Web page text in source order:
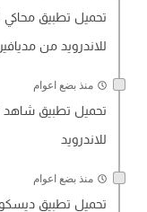
للاندرويد من مديافير
منذ بضع اعوام
للاندرويد
منذ بضع اعوام